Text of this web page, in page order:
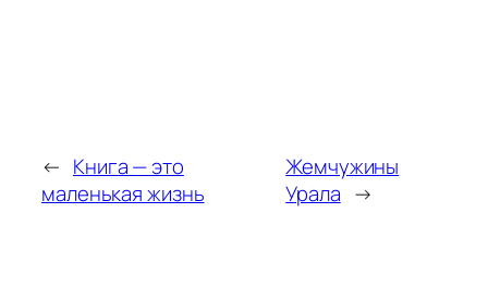
← Книга — это
маленькая жизнь
Жемчужины
Урала →